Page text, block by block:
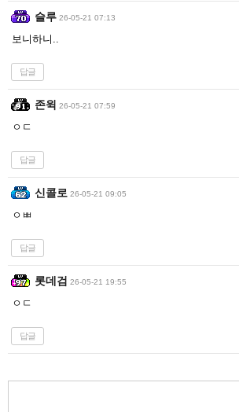
슬루 26-05-21 07:13
보니하니..
답글
존윅 26-05-21 07:59
ㅇㄷ
답글
신콜로 26-05-21 09:05
ㅇㅃ
답글
롯데검 26-05-21 19:55
ㅇㄷ
답글